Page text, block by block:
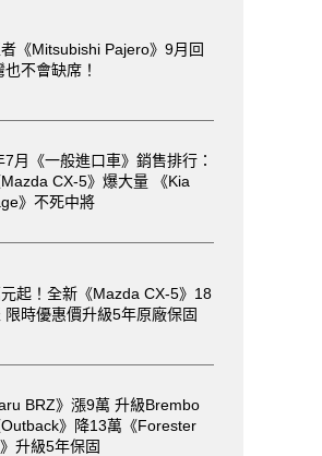
《Mitsubishi Pajero》9月回
也不會缺席！
7月《一般進口車》銷售排行：
CX-5》爆大量 《Kia
》不死中將
起！全新《Mazda CX-5》18
限時優惠價升級5年原廠保固
BRZ》漲9萬 升級Brembo
》降13萬《Forester
升級5年保固